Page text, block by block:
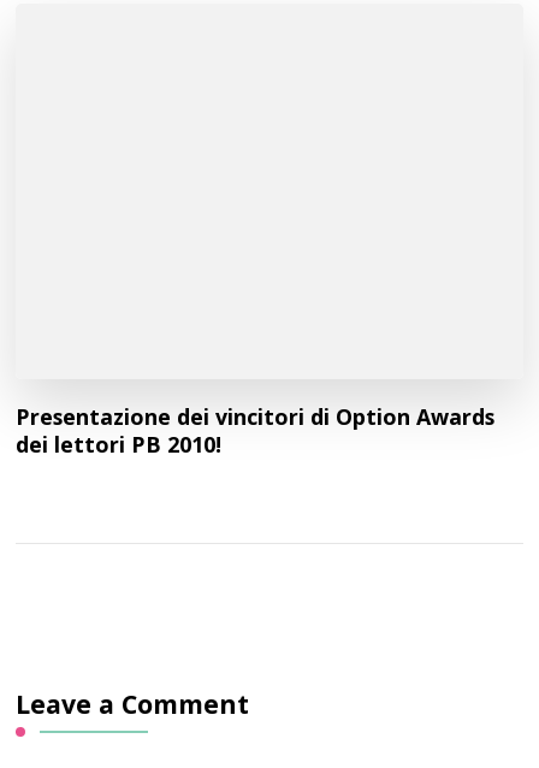
Presentazione dei vincitori di Option Awards
dei lettori PB 2010!
Leave a Comment